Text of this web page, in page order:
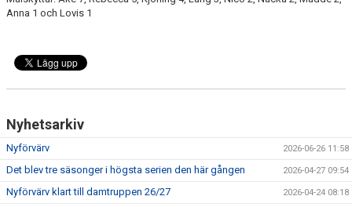
Anna 1 och Lovis 1
Nyhetsarkiv
Nyförvärv 2026-06-26 11:58
Det blev tre säsonger i högsta serien den här gången 2026-04-27 09:54
Nyförvärv klart till damtruppen 26/27 2026-04-24 08:18